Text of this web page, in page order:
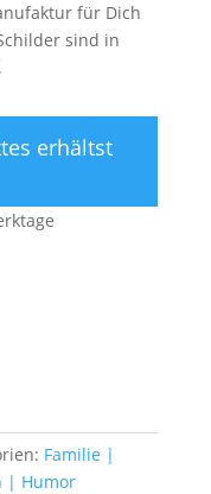
für Dich
sind in
erhältst
Familie |
| Humor